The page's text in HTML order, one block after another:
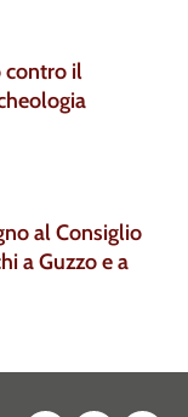
contro il
al Consiglio
a Guzzo e a